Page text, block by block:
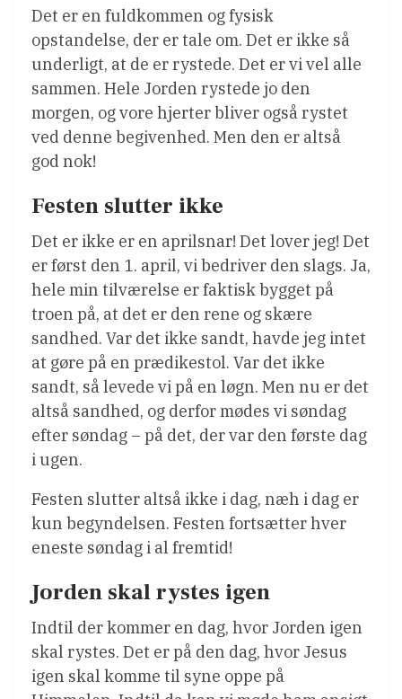
Det er en fuldkommen og fysisk
opstandelse, der er tale om. Det er ikke så
underligt, at de er rystede. Det er vi vel alle
sammen. Hele Jorden rystede jo den
morgen, og vore hjerter bliver også rystet
ved denne begivenhed. Men den er altså
god nok!
Festen slutter ikke
Det er ikke er en aprilsnar! Det lover jeg! Det
er først den 1. april, vi bedriver den slags. Ja,
hele min tilværelse er faktisk bygget på
troen på, at det er den rene og skære
sandhed. Var det ikke sandt, havde jeg intet
at gøre på en prædikestol. Var det ikke
sandt, så levede vi på en løgn. Men nu er det
altså sandhed, og derfor mødes vi søndag
efter søndag – på det, der var den første dag
i ugen.
Festen slutter altså ikke i dag, næh i dag er
kun begyndelsen. Festen fortsætter hver
eneste søndag i al fremtid!
Jorden skal rystes igen
Indtil der kommer en dag, hvor Jorden igen
skal rystes. Det er på den dag, hvor Jesus
igen skal komme til syne oppe på